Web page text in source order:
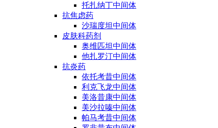
托扎纳丁中间体
抗焦虑药
沙瑞度坦中间体
皮肤科药剂
奥维匹坦中间体
他扎罗汀中间体
抗炎药
依托考昔中间体
利克飞龙中间体
美洛昔康中间体
美沙拉嗪中间体
帕马考昔中间体